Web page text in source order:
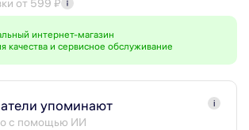
от 599 ₽
интернет-магазин
качества и сервисное обслуживание
упоминают
с помощью ИИ
i